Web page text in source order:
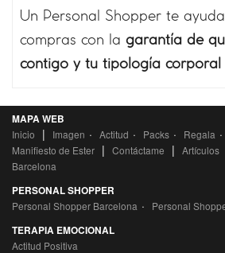
Un Personal Shopper te
compras con la garantía de
contigo y tu tipología corporal
MAPA WEB
Inicio
| Imagen · Actitud · Packs · Regala ·
Manifiesto de Ester | Contáctame | Artículos
Barcelona
PERSONAL SHOPPER
Personal Shopper Barcelona ·
Personal
TERAPIA EMOCIONAL
Actitud Positiva